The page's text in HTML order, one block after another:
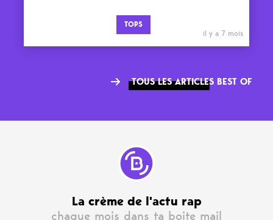
TOPS
il y a 7 mois
TOUS LES ARTICLES BEST OF
La crème de l'actu rap
chaque mois dans ta boite mail